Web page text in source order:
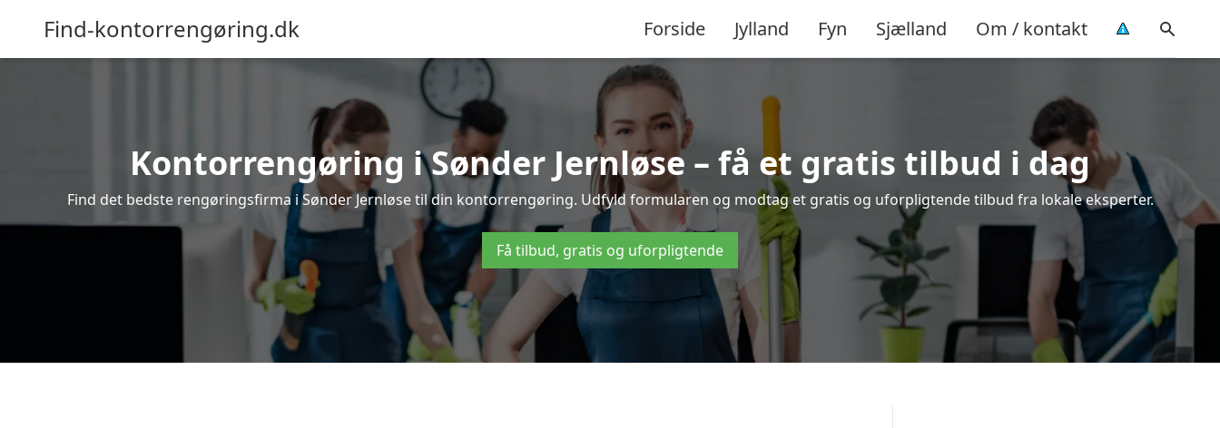
Find-kontorrengøring.dk Forside Jylland Fyn Sjælland Om / kontakt
Kontorrengøring i Sønder Jernløse – få et gratis tilbud i dag
Find det bedste rengøringsfirma i Sønder Jernløse til din kontorrengøring. Udfyld formularen og modtag et gratis og uforpligtende tilbud fra lokale eksperter.
Få tilbud, gratis og uforpligtende